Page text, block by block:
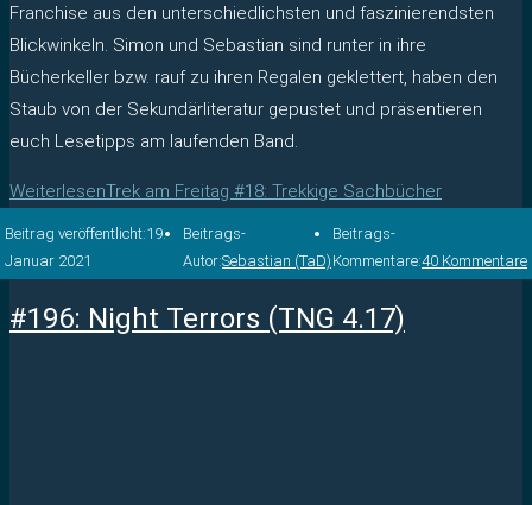
Franchise aus den unterschiedlichsten und faszinierendsten
Blickwinkeln. Simon und Sebastian sind runter in ihre
Bücherkeller bzw. rauf zu ihren Regalen geklettert, haben den
Staub von der Sekundärliteratur gepustet und präsentieren
euch Lesetipps am laufenden Band.
WeiterlesenTrek am Freitag #18: Trekkige Sachbücher
Beitrag veröffentlicht:19.
Januar 2021
Beitrags-
Autor:Sebastian (TaD)
Beitrags-
Kommentare:40 Kommentare
#196: Night Terrors (TNG 4.17)